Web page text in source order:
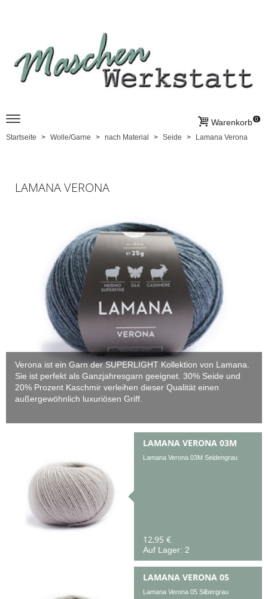
Warenkorb 0
Startseite Wolle/Garne nach Material Seide Lamana Verona
LAMANA VERONA
Verona ist ein Garn der SUPERLIGHT Kollektion von Lamana.
Sie ist perfekt als Ganzjahresgarn geeignet. 30% Seide und
20% Prozent Kaschmir verleihen dieser Qualität einen
außergewöhnlich luxuriösen Griff.
LAMANA VERONA 03M
Lamana Verona 03M Seidengrau
12,95 €
Auf Lager: 2
LAMANA VERONA 05
Lamana Verona 05 Silbergrau